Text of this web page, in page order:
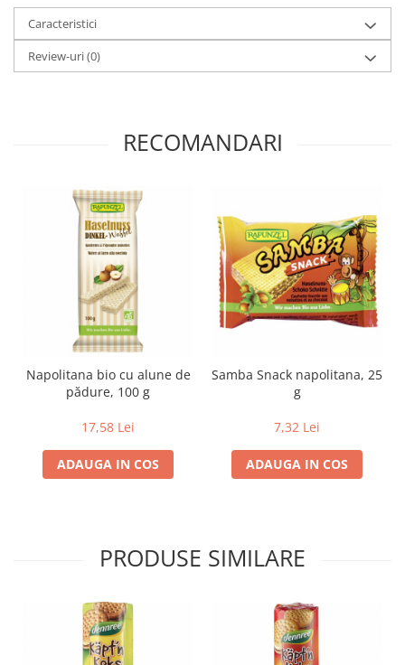
Paste bio integrale
Paste bio pentru copii
Paste fainoase bio
Crenvursti si pateu din carne bio
Produse din tomate
Ketchup bio
Sosuri bio din tomate
Sucuri si bauturi bio
Lapte bio si bauturi vegetale
Sucuri din fructe si legume bio
Superalimente
Superalimente bio
Uleiuri, grasimi si otet
Grasimi bio
Ulei de masline bio
Uleiuri Oxyguard
Caracteristici
Review-uri(0)
RECOMANDARI
Napolitana bio cu alune de
pădure, 100 g
17,58 Lei
ADAUGA IN COS
Samba Snack napolitana, 25
g
7,32 Lei
ADAUGA IN COS
PRODUSE SIMILARE